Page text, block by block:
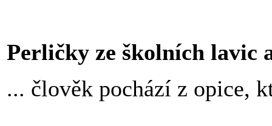
Perličky ze školních lavic
... člověk pochází z opice,